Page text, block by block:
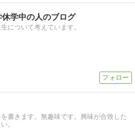
休学中の人のブログ
について考えています。
書きます。無趣味です。興味が合致した
。